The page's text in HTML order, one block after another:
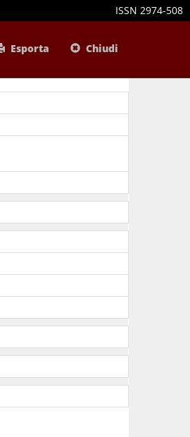
ISSN 2974-508
Esporta Chiudi